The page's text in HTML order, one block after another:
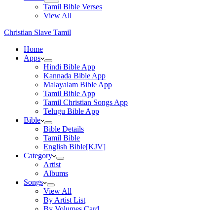
Tamil Bible Verses
View All
Christian Slave Tamil
Home
Apps
Hindi Bible App
Kannada Bible App
Malayalam Bible App
Tamil Bible App
Tamil Christian Songs App
Telugu Bible App
Bible
Bible Details
Tamil Bible
English Bible[KJV]
Category
Artist
Albums
Songs
View All
By Artist List